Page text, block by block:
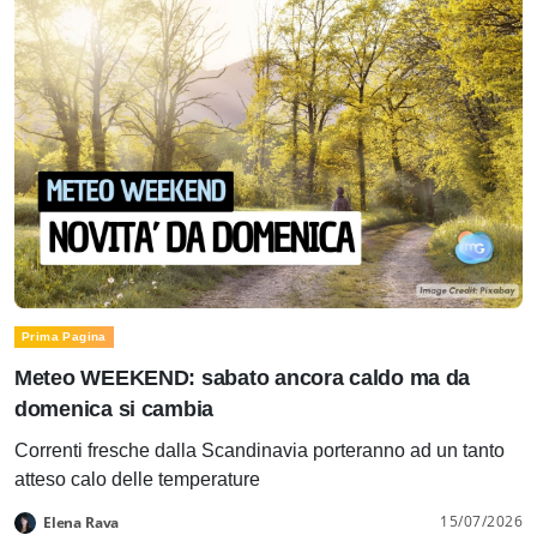
Prima Pagina
Meteo WEEKEND: sabato ancora caldo ma da
domenica si cambia
Correnti fresche dalla Scandinavia porteranno ad un tanto
atteso calo delle temperature
Elena Rava 15/07/2026